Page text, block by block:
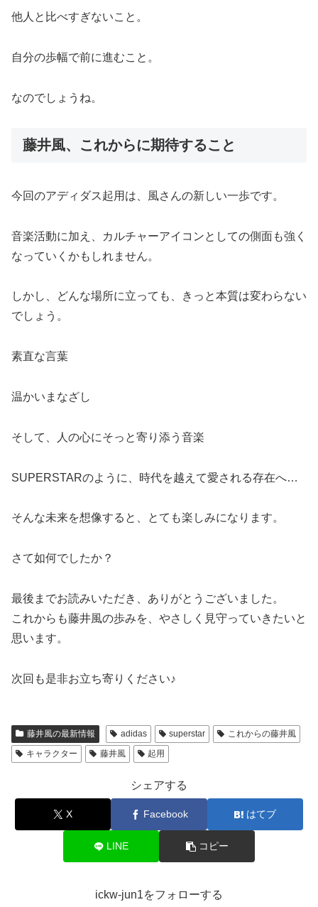
他人と比べすぎないこと。
自分の歩幅で前に進むこと。
なのでしょうね。
藤井風、これからに期待すること
今回のアディダス起用は、風さんの新しい一歩です。
音楽活動に加え、カルチャーアイコンとしての側面も強く
なっていくかもしれません。
しかし、どんな場所に立っても、きっと本質は変わらない
でしょう。
素直な言葉
温かいまなざし
そして、人の心にそっと寄り添う音楽
SUPERSTARのように、時代を越えて愛される存在へ…
そんな未来を想像すると、とても楽しみになります。
さて如何でしたか？
最後までお読みいただき、ありがとうございました。
これからも藤井風の歩みを、やさしく見守っていきたいと
思います。
次回も是非お立ち寄りください♪
藤井風の最新情報 adidas superstar
これからの藤井風
キャラクター
藤井風 起用
シェアする
X Facebook はてブ
LINE コピー
ickw-jun1をフォローする